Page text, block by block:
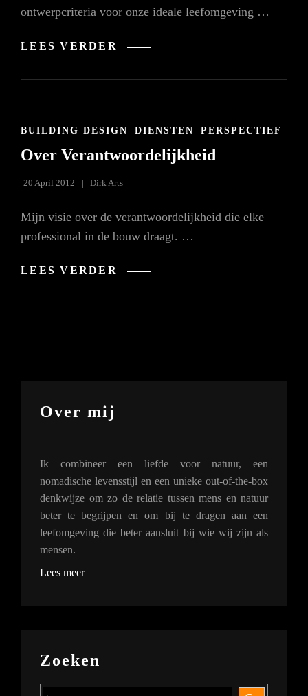
ontwerpcriteria voor onze ideale leefomgeving …
LEES VERDER
MASTER-
STEDELIJKE
VOOR
MENS
CAT
BUILDING DESIGN DIENSTEN PERSPECTIEF
Over Verantwoordelijkheid
20 April 2012 Dirk Arts
Mijn visie over de verantwoordelijkheid die elke
professional in de bouw draagt. …
LEES VERDER
OVER
Over mij
Ik combineer een liefde voor natuur, een
nomadische levensstijl en een unieke out-of-the-box
denkwijze om zo de relatie tussen mens en natuur
beter te begrijpen en om bij te dragen aan een
leefomgeving die beter aansluit bij wie wij zijn als
mensen.
Lees meer
Zoeken